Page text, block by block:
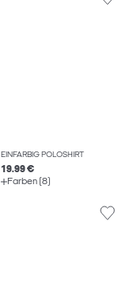
EINFARBIG POLOSHIRT
19.99 €
Farben (8)